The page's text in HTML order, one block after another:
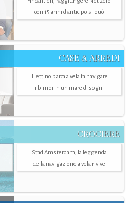
con 15 anni d'anticipo si può
CASE & ARREDI
Il lettino barca a vela fa navigare
i bimbi in un mare di sogni
CROCIERE
Stad Amsterdam, la leggenda
della navigazione a vela rivive